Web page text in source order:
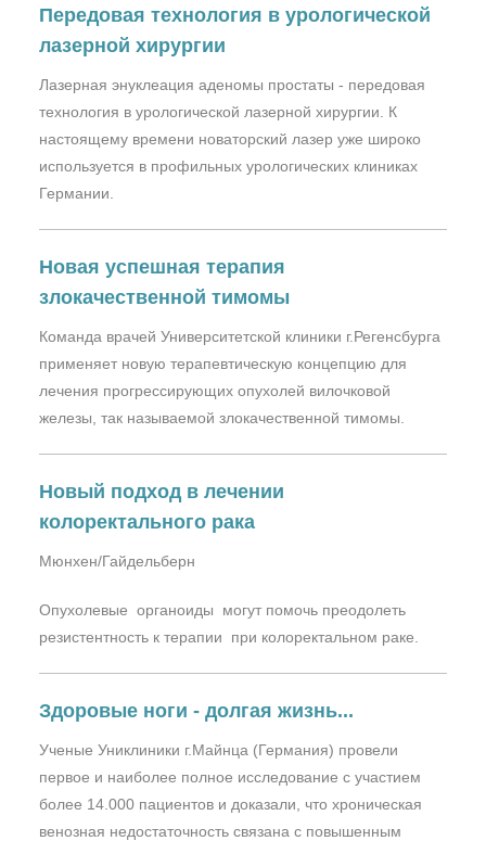
Передовая технология в урологической
лазерной хирургии
Лазерная энуклеация аденомы простаты - передовая
технология в урологической лазерной хирургии. К
настоящему времени новаторский лазер уже широко
используется в профильных урологических клиниках
Германии.
Новая успешная терапия
злокачественной тимомы
Команда врачей Университетской клиники г.Регенсбурга
применяет новую терапевтическую концепцию для
лечения прогрессирующих опухолей вилочковой
железы, так называемой злокачественной тимомы.
Новый подход в лечении
колоректального рака
Мюнхен/Гайдельберн
Опухолевые органоиды могут помочь преодолеть
резистентность к терапии при колоректальном раке.
Здоровые ноги - долгая жизнь...
Ученые Униклиники г.Майнца (Германия) провели
первое и наиболее полное исследование с участием
более 14.000 пациентов и доказали, что хроническая
венозная недостаточность связана с повышенным